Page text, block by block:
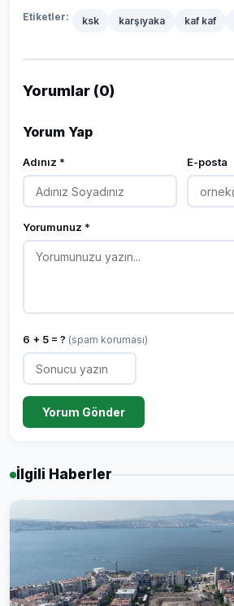
Etiketler: ksk karşıyaka kaf kaf
Yorumlar (0)
Yorum Yap
Adınız * E-posta
Yorumunuz *
6 + 5 = ? (spam koruması)
Yorum Gönder
İlgili Haberler